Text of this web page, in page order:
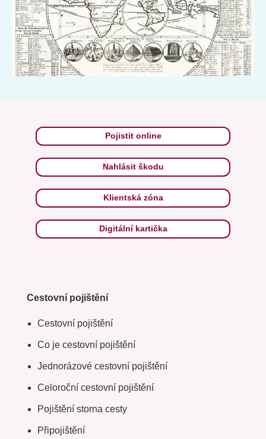
Pojistit online
Nahlásit škodu
Klientská zóna
Digitální kartička
Cestovní pojištění
Cestovní pojištění
Co je cestovní pojištění
Jednorázové cestovní pojištění
Celoroční cestovní pojištění
Pojištění storna cesty
Připojištění